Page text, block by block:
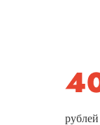
рублей